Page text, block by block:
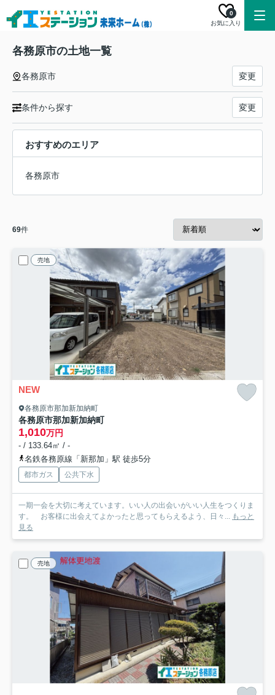
お気に入り
0
各務原市の土地一覧
各務原市 変更
条件から探す 変更
おすすめのエリア
各務原市
69件
売地
NEW
各務原市那加新加納町
各務原市那加新加納町
1,010万円
- / 133.64㎡ / -
名鉄各務原線「新那加」駅 徒歩5分
都市ガス 公共下水
一期一会を大切に考えています。いい人の出会いがいい人生をつくりま
す。 お客様に出会えてよかったと思ってもらえるよう、日々... もっと
見る
売地